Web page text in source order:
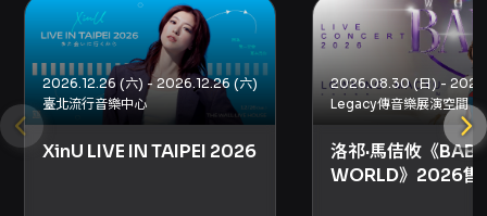
https://www.youtube.com/embed/grR3nTrtiBA
注意事項
- 購票注意事項 - 本網站購票僅接受已完成手機
號碼及電子郵件驗證之會員，購票前請先加入會
機以加速購票流程。 - 建議不要使用 Yahoo 或
Hotmail 作為聯絡信箱，以免漏信或被視為垃圾
2026.12.26 (六) - 2026.12.26 (六)
臺北流行音樂中心
XinU LIVE IN TAIPEI 2026
Legacy傳音樂展演空間
洛祁·馬佶攸《
WORLD》2026售